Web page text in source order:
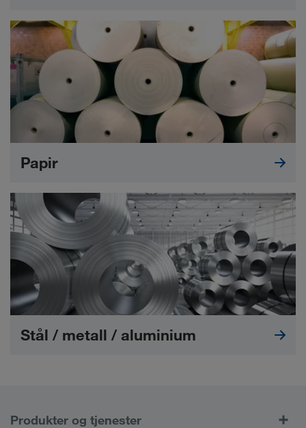
Papir
Stål / metall / aluminium
Produkter og tjenester